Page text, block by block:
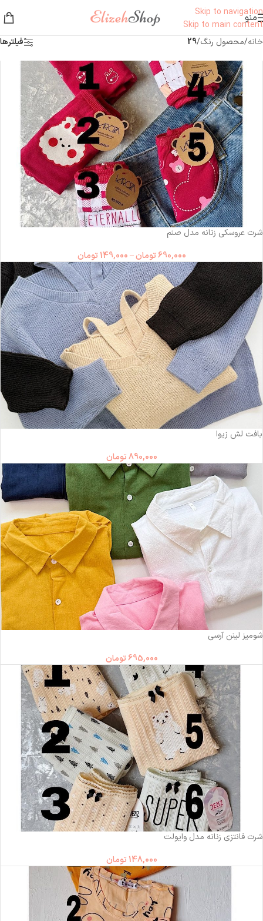
Skip to navigation
Skip to main content
منو
خانه/محصول رنگ/
29 فیلترها
شرت عروسکی زنانه مدل صنم
690,000تومان–
149,000 تومان
بافت لش زیوا
890,000تومان
شومیز لینن آرسی
695,000تومان
شرت فانتزی زنانه مدل وایولت
148,000 تومان